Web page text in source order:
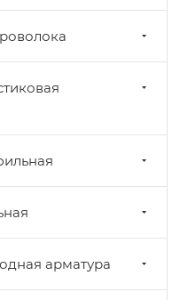
арматура